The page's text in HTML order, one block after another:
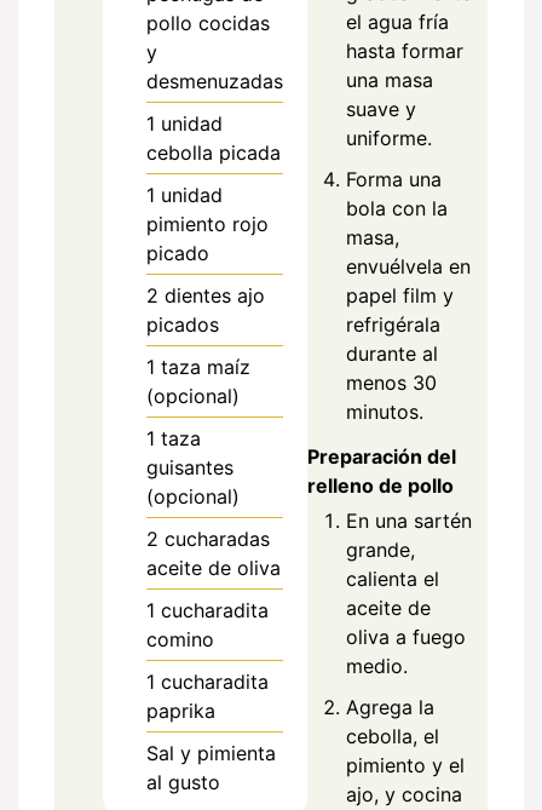
pollo cocidas
y
desmenuzadas
1 unidad
cebolla picada
1 unidad
pimiento rojo
picado
2 dientes ajo
picados
1 taza maíz
(opcional)
1 taza
guisantes
(opcional)
2 cucharadas
aceite de oliva
1 cucharadita
comino
1 cucharadita
paprika
Sal y pimienta
al gusto
el agua fría
hasta formar
una masa
suave y
uniforme.
Forma una
bola con la
masa,
envuélvela en
papel film y
refrigérala
durante al
menos 30
minutos.
Preparación del
relleno de pollo
En una sartén
grande,
calienta el
aceite de
oliva a fuego
medio.
Agrega la
cebolla, el
pimiento y el
ajo, y cocina